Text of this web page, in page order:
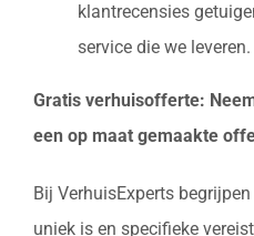
klantrecensies
service die we leveren.
Gratis verhuisofferte:
een op maat gemaakte
Bij VerhuisExperts
uniek is en specifieke